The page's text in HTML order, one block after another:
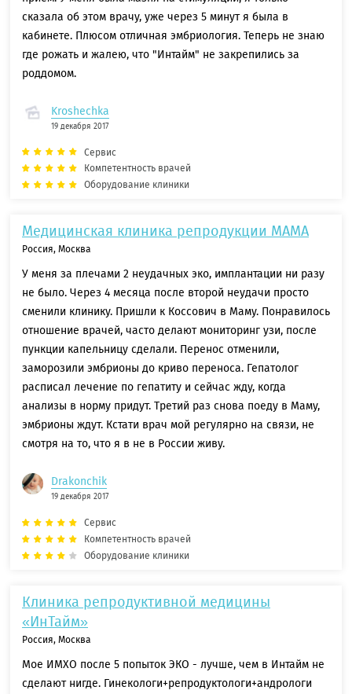
сказала об этом врачу, уже через 5 минут я была в
кабинете. Плюсом отличная эмбриология. Теперь не знаю
где рожать и жалею, что "Интайм" не закрепились за
роддомом.
Kroshechka
19 декабря 2017
Сервис
Компетентность врачей
Оборудование клиники
Медицинская клиника репродукции МАМА
Россия, Москва
У меня за плечами 2 неудачных эко, имплантации ни разу
не было. Через 4 месяца после второй неудачи просто
сменили клинику. Пришли к Коссович в Маму. Понравилось
отношение врачей, часто делают мониторинг узи, после
пункции капельницу сделали. Перенос отменили,
заморозили эмбрионы до криво переноса. Гепатолог
расписал лечение по гепатиту и сейчас жду, когда
анализы в норму придут. Третий раз снова поеду в Маму,
эмбрионы ждут. Кстати врач мой регулярно на связи, не
смотря на то, что я в не в России живу.
Drakonchik
19 декабря 2017
Сервис
Компетентность врачей
Оборудование клиники
Клиника репродуктивной медицины
«ИнТайм»
Россия, Москва
Мое ИМХО после 5 попыток ЭКО - лучше, чем в Интайм не
сделают нигде. Гинекологи+репродуктологи+андрологи